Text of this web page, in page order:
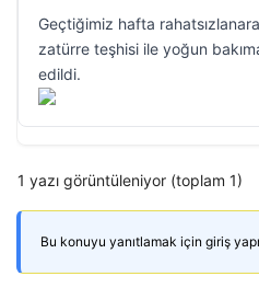
Geçtiğimiz hafta
zatürre teşhisi ile yoğun
edildi.
1 yazı görüntüleniyor (toplam 1)
Bu konuyu yanıtlamak için giriş